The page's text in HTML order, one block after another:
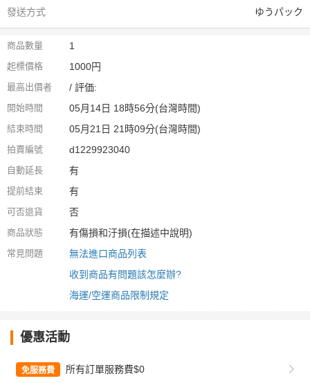
發送方式 ゆうパック
商品數量 1
起標價格 1000円
最高出價者 / 評価:
開始時間 05月14日 18時56分(台灣時間)
結束時間 05月21日 21時09分(台灣時間)
拍賣編號 d1229923040
自動延長 有
提前結束 有
可否退貨 否
商品狀態 有傷損和汙損(在描述中說明)
常見問題
無法進口商品列表
收到商品有問題該怎麼辦?
海運/空運商品限制規定
優惠活動
免服務費 所有訂單服務費$0